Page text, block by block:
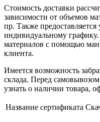
Стоимость доставки
зависимости от объемов
пр. Также
индивидуальному графику.
материалов с помощью
клиента.
Имеется возможность
склада. Перед
узнать о наличии товара,
Название сертификата